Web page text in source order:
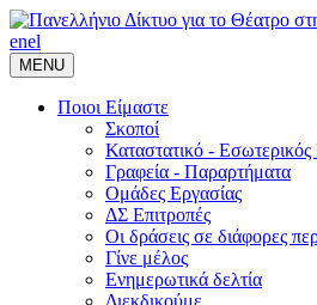
enel
MENU
Ποιοι Είμαστε
Σκοποί
Καταστατικό - Εσωτερικός
Γραφεία - Παραρτήματα
Ομάδες Εργασίας
ΔΣ Επιτροπές
Οι δράσεις σε διάφορες
Γίνε μέλος
Ενημερωτικά δελτία
Διεκδικούμε